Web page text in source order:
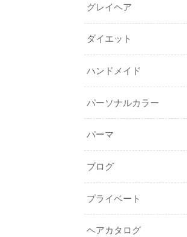
グレイヘア
ダイエット
ハンドメイド
パーソナルカラー
パーマ
ブログ
プライベート
ヘアカタログ